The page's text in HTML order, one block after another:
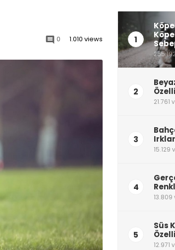
 0 1.010 views 1
2
21.761
3
15.129
4
13.809
5
Süs
12.971